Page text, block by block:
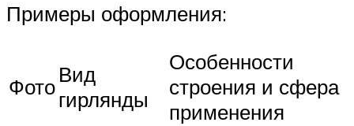
Примеры оформления:
ФотоВид
гирлянды
Особенности
строения и сфера
применения